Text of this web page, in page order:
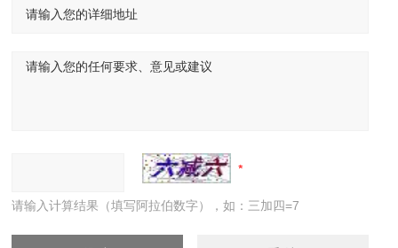
请输入计算结果（填写阿拉伯数字），如：三加四=7